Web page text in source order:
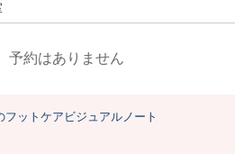
予約はありません
フットケアビジュアルノート